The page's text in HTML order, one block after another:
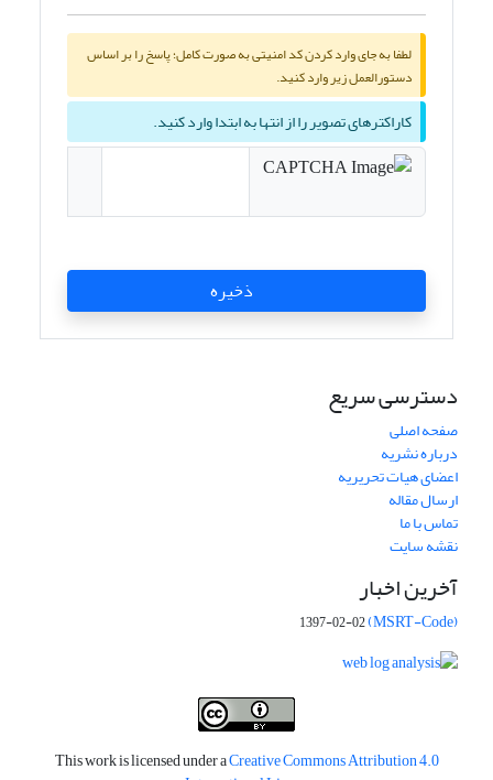
لطفا به جای وارد کردن کد امنیتی به صورت کامل؛ پاسخ را بر اساس
دستورالعمل زیر وارد کنید.
کاراکترهای تصویر را از انتها به ابتدا وارد کنید.
ذخیره
دسترسی سریع
صفحه اصلی
درباره نشریه
اعضای هیات تحریریه
ارسال مقاله
تماس با ما
نقشه سایت
آخرین اخبار
(MSRT-Code)
1397-02-02
This work is licensed under aCreative Commons Attribution 4.0